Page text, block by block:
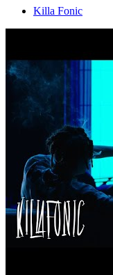
Killa Fonic